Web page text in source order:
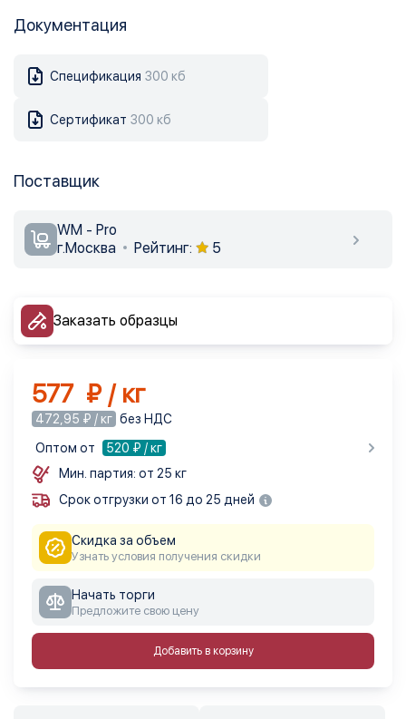
Документация
Спецификация 300 кб
Сертификат 300 кб
Поставщик
WM - Pro
г.Москва
Рейтинг: 5
Заказать образцы
577 ₽ / кг
472,95 ₽ / кг без НДС
Оптом от
520 ₽ / кг
Мин. партия: от 25 кг
Срок отгрузки от 16 до 25 дней
Скидка за объем
Узнать условия получения скидки
Начать торги
Предложите свою цену
Добавить в корзину